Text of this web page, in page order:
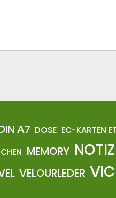
A7 DOSE EC-KARTEN
MEMORY
VELOURLEDER